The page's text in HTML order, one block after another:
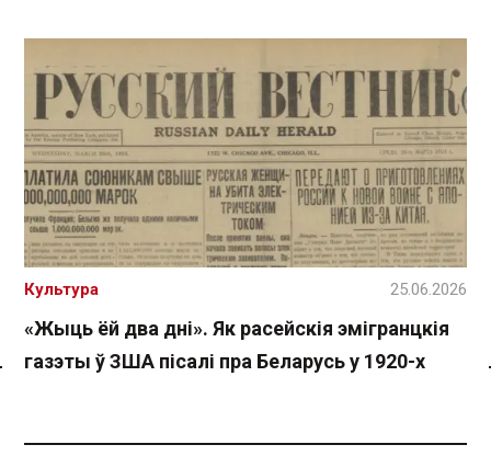
«Жыць ёй два дні». Як расейскія эмігранцкія
газэты ў ЗША пісалі пра Беларусь у 1920-х
Культура 25.06.2026